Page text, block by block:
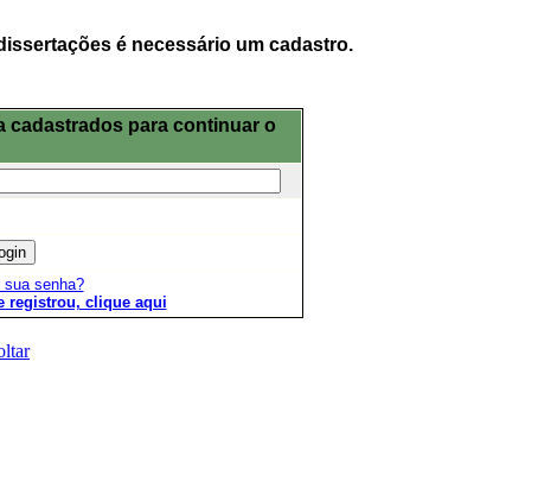
é necessário um cadastro.
cadastrados para continuar o
sua senha?
registrou, clique aqui